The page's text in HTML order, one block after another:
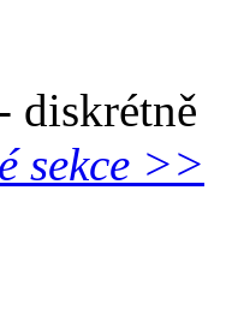
diskrétně
sekce >>